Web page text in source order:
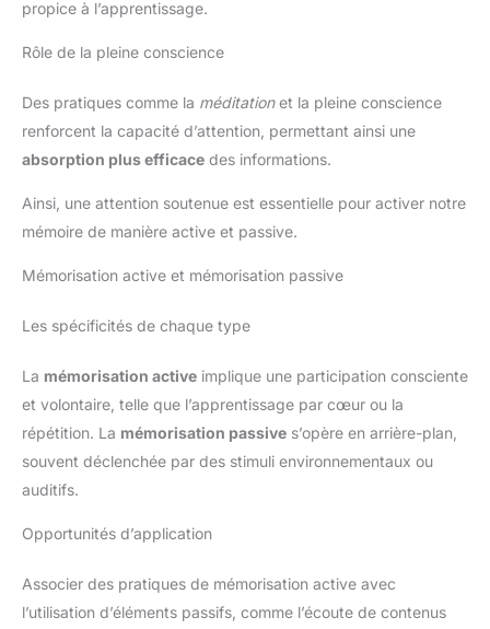
à jour notre application pour améliorer l'expérience utilisateur.
bouton d'alimentation enfoncé pendant 1,5 seconde jusqu'à ce
propice à l’apprentissage.
Rôle de la pleine conscience
Des pratiques comme la méditationet la pleine conscience
renforcent la capacité d’attention, permettant ainsi une
absorption plus efficace des informations.
Ainsi, une attention soutenue est essentielle pour activer notre
mémoire de manière active et passive.
Mémorisation active et mémorisation passive
Les spécificités de chaque type
La mémorisation active implique une participation consciente
et volontaire, telle que l’apprentissage par cœur ou la
répétition. La mémorisation passive s’opère en arrière-plan,
souvent déclenchée par des stimuli environnementaux ou
auditifs.
Opportunités d’application
Associer des pratiques de mémorisation active avec
l’utilisation d’éléments passifs, comme l’écoute de contenus